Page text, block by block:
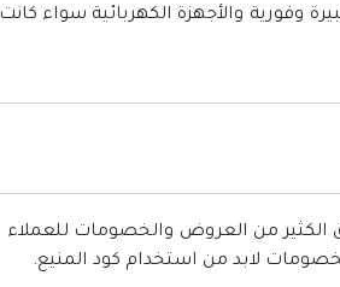
وفورية والأجهزة الكهربائية سواء كانت
الكثير من العروض والخصومات للعملاء
لابد من استخدام كود المنيع.